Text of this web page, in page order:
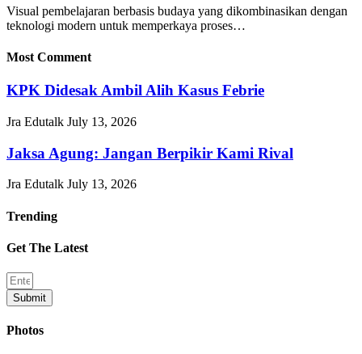
Visual pembelajaran berbasis budaya yang dikombinasikan dengan
teknologi modern untuk memperkaya proses…
Most Comment
KPK Didesak Ambil Alih Kasus Febrie
Jra Edutalk July 13, 2026
Jaksa Agung: Jangan Berpikir Kami Rival
Jra Edutalk July 13, 2026
Trending
Get The Latest
Submit
Photos